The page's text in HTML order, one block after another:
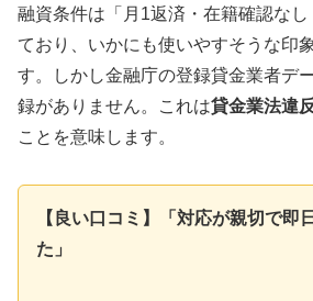
融資条件は「月1返済・在籍確認な
ており、いかにも使いやすそうな印
す。しかし金融庁の登録貸金業者デ
録がありません。これは貸金業法違
ことを意味します。
【良い口コミ】「対応が親切で即
た」